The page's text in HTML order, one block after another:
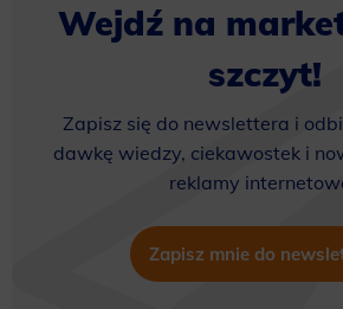
Wejdź na
szczyt!
Zapisz się do newslettera i
dawkę wiedzy, ciekawostek i
reklamy
Zapisz mnie do